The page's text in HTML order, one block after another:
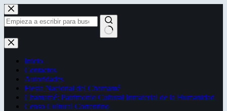
Saltar
al
contenido
Sin
resultados
Inicio
Contactos
Autoridades
Fiesta Nacional del Chamamé
Chamamé: Patrimonio Cultural Inmaterial de la Humanidad
Censo Cultural Correntino